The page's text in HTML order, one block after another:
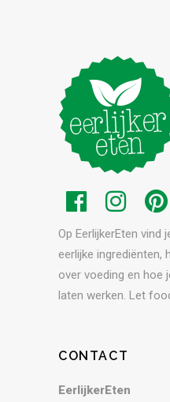
Op EerlijkerEten vind
eerlijke ingrediënten,
over voeding en hoe
laten werken. Let
CONTACT
EerlijkerEten